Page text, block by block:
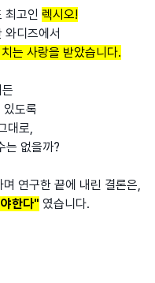
최고인 렉시오!
디즈에서
는 사랑을 받았습니다.
있도록
대로,
는 없을까?
연구한 끝에 내린 결론은,
한다" 였습니다.